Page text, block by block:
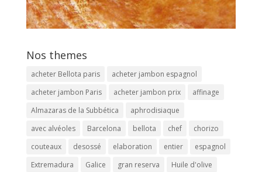
Nos themes
acheter Bellota paris
acheter jambon espagnol
acheter jambon Paris
acheter jambon prix
affinage
Almazaras de la Subbética
aphrodisiaque
avec alvéoles
Barcelona bellota chef
chorizo
couteaux
desossé elaboration entier
espagnol
Extremadura
Galice gran reserva
Huile d'olive